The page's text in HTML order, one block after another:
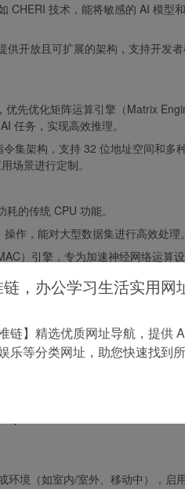
CHERI 技术，能将敏感的 AI 模型
供开放且可扩展的架构，支持开发
优先优化矩阵运算引擎（Matrix
任务，实现高效推理。
令集架构，支持 32 位地址空间和
场景进行定制。
的传统 CPU 功能。
作，能对大型数据集进行高效处理。
）引擎，专为加速神经网络运算设
具链。支持将 TensorFlow、JAX
，通过细粒度的内存级安全和软件
full-stack-platform-for-edge-ai/
环境（如室内/室外、移动中），启
，办公学习生活实用网
准链】精选优质网址导航，提供
乐等分类网址，助您快速找到所